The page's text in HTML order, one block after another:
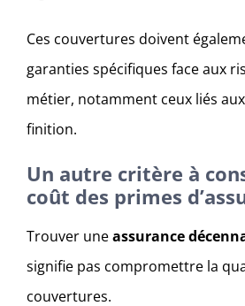
Ces couvertures doivent
garanties spécifiques face aux
métier, notamment ceux liés
finition.
Un autre critère à
coût des primes
Trouver uneassurance
signifie pas compromettre la
couvertures.